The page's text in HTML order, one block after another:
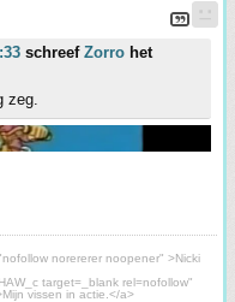
schreef Zorro het
zeg.
norererer noopener" >Nicki
target=_blank rel=nofollow"
vissen in actie.</a>